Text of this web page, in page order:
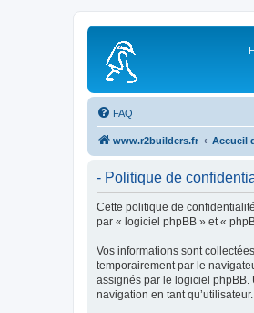
FAQ
www.r2builders.fr Accueil
- Politique de
Cette politique de
par « logiciel phpBB » et «
Vos informations sont
temporairement par le
assignés par le logiciel phpBB.
navigation en tant qu’utilisateur.